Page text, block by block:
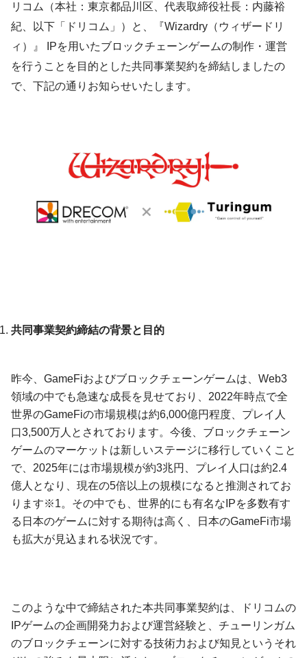
リコム（本社：東京都品川区、代表取締役社長：内藤裕
紀、以下「ドリコム」）と、『Wizardry（ウィザードリ
ィ）』 IPを用いたブロックチェーンゲームの制作・運営
を行うことを目的とした共同事業契約を締結しましたの
で、下記の通りお知らせいたします。
共同事業契約締結の背景と目的
昨今、GameFiおよびブロックチェーンゲームは、Web3
領域の中でも急速な成長を見せており、2022年時点で全
世界のGameFiの市場規模は約6,000億円程度、プレイ人
口3,500万人とされております。今後、ブロックチェーン
ゲームのマーケットは新しいステージに移行していくこと
で、2025年には市場規模が約3兆円、プレイ人口は約2.4
億人となり、現在の5倍以上の規模になると推測されてお
ります※1。その中でも、世界的にも有名なIPを多数有す
る日本のゲームに対する期待は高く、日本のGameFi市場
も拡大が見込まれる状況です。
このような中で締結された本共同事業契約は、ドリコムの
IPゲームの企画開発力および運営経験と、チューリンガム
のブロックチェーンに対する技術力および知見というそれ